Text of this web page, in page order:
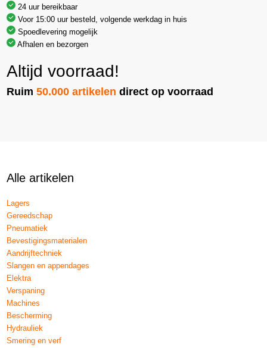
24 uur bereikbaar
Voor 15:00 uur besteld, volgende werkdag in huis
Spoedlevering mogelijk
Afhalen en bezorgen
Altijd voorraad!
Ruim50.000 artikelen direct op voorraad
Alle artikelen
Lagers
Gereedschap
Pneumatiek
Bevestigingsmaterialen
Aandrijftechniek
Slangen en appendages
Elektra
Verspaning
Machines
Bescherming
Hydrauliek
Smering en verf